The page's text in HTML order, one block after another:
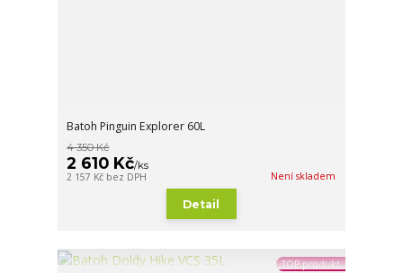
Batoh Pinguin Explorer 60L
4 350 Kč
2 610 Kč/ks
2 157 Kč bez DPH Není skladem
Detail
TOP produkt